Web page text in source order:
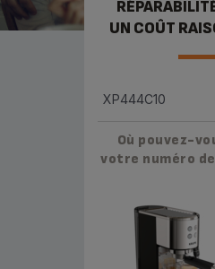
UN COÛT
Où pouvez-
votre numéro